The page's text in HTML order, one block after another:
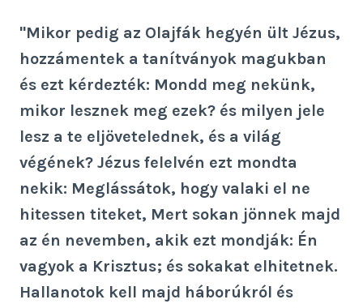
"Mikor pedig az Olajfák hegyén ült Jézus,
hozzámentek a tanítványok magukban
és ezt kérdezték: Mondd meg nekünk,
mikor lesznek meg ezek? és milyen jele
lesz a te eljövetelednek, és a világ
végének? Jézus felelvén ezt mondta
nekik: Meglássátok, hogy valaki el ne
hitessen titeket, Mert sokan jönnek majd
az én nevemben, akik ezt mondják: Én
vagyok a Krisztus; és sokakat elhitetnek.
Hallanotok kell majd háborúkról és